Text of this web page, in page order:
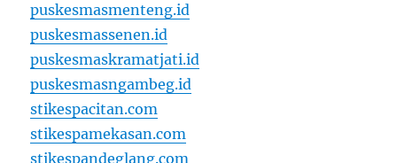
puskesmasmenteng.id
puskesmassenen.id
puskesmaskramatjati.id
puskesmasngambeg.id
stikespacitan.com
stikespamekasan.com
stikespandeglang.com